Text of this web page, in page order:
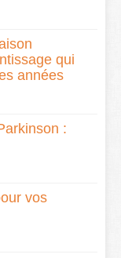
qui
années
:
vos